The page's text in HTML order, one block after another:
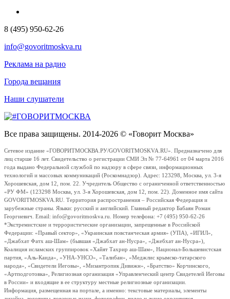
8 (495) 950-62-26
info@govoritmoskva.ru
Реклама на радио
Города вещания
Наши слушатели
Все права защищены. 2014-2026 © «Говорит Москва»
Сетевое издание «ГОВОРИТМОСКВА.РУ/GOVORITMOSKVA.RU». Предназначено для
лиц старше 16 лет. Свидетельство о регистрации СМИ Эл № 77-64961 от 04 марта 2016
года выдано Федеральной службой по надзору в сфере связи, информационных
технологий и массовых коммуникаций (Роскомнадзор). Адрес: 123298, Москва, ул. 3-я
Хорошевская, дом 12, пом. 22. Учредитель Общество с ограниченной ответственностью
«РУ ФМ» (123298 Москва, ул. 3-я Хорошевская, дом 12, пом. 22). Доменное имя сайта
GOVORITMOSKVA.RU. Территория распространения – Российская Федерация и
зарубежные страны. Языки: русский и английский. Главный редактор Бабаян Роман
Георгиевич. Email: info@govoritmoskva.ru. Номер телефона: +7 (495) 950-62-26
*Экстремистские и террористические организации, запрещенные в Российской
Федерации: «Правый сектор», «Украинская повстанческая армия» (УПА), «ИГИЛ»,
«Джабхат Фатх аш-Шам» (бывшая «Джабхат ан-Нусра», «Джебхат ан-Нусра»),
Коалиция исламских группировок «Хайят Тахрир аш-Шам», Национал-Большевистская
партия, «Аль-Каида», «УНА-УНСО», «Талибан», «Меджлис крымско-татарского
народа», «Свидетели Иеговы», «Мизантропик Дивижн», «Братство» Корчинского,
«Артподготовка», Религиозная организация «Управленческий центр Свидетелей Иеговы
в России» и входящие в ее структуру местные религиозные организации.
Информация, размещенная на портале, а именно: текстовые материалы, элементы